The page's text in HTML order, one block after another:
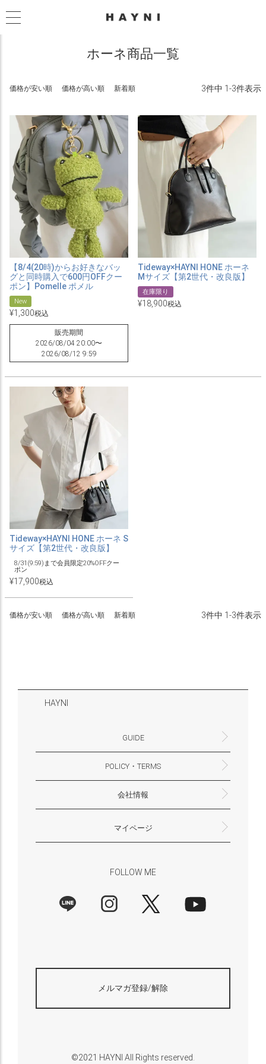
ホーネ商品一覧
価格が安い順 価格が高い順 新着順 3件中 1-3件表示
【8/4(20時)からお好きなバッ
グと同時購入で600円OFFクー
ポン】Pomelle ポメル
New
¥1,300税込
販売期間
2026/08/04 20:00〜
2026/08/12 9:59
Tideway×HAYNI HONE ホーネ
Mサイズ【第2世代・改良版】
在庫限り
¥18,900税込
Tideway×HAYNI HONE ホーネ S
サイズ【第2世代・改良版】
8/31(9:59)まで会員限定20%OFFクー
ポン
¥17,900税込
価格が安い順 価格が高い順 新着順 3件中 1-3件表示
HAYNI
GUIDE
よくあるご質問・お問合せ
お支払いについて
配送・送料について
ギフトサービスについて
一緒に働く？(HAYNI採用情報サイトへ)
for Foreigners (overseas delivery)
POLICY・TERMS
返品・交換について
プライバシーポリシー
特定商取引法に基づく表示
外部送信ポリシー
会社情報
大阪府大阪市淀川区十八条3-9-35
電話番号：06-6868-9671
※お電話でのお問合せ受付は行っておりません
メール：support@hayni.jp
お問い合わせはこちらからお願いいたします
営業時間：10：00～15：00（金曜日は14：00ま
定休日： 土・日・祝祭日
※土日祝祭日はお休みをいただきます。
メールの返信は翌営業日となりますので、ご了承
マイページ
FOLLOW ME
メルマガ登録/解除
©2021 HAYNI All Rights reserved.